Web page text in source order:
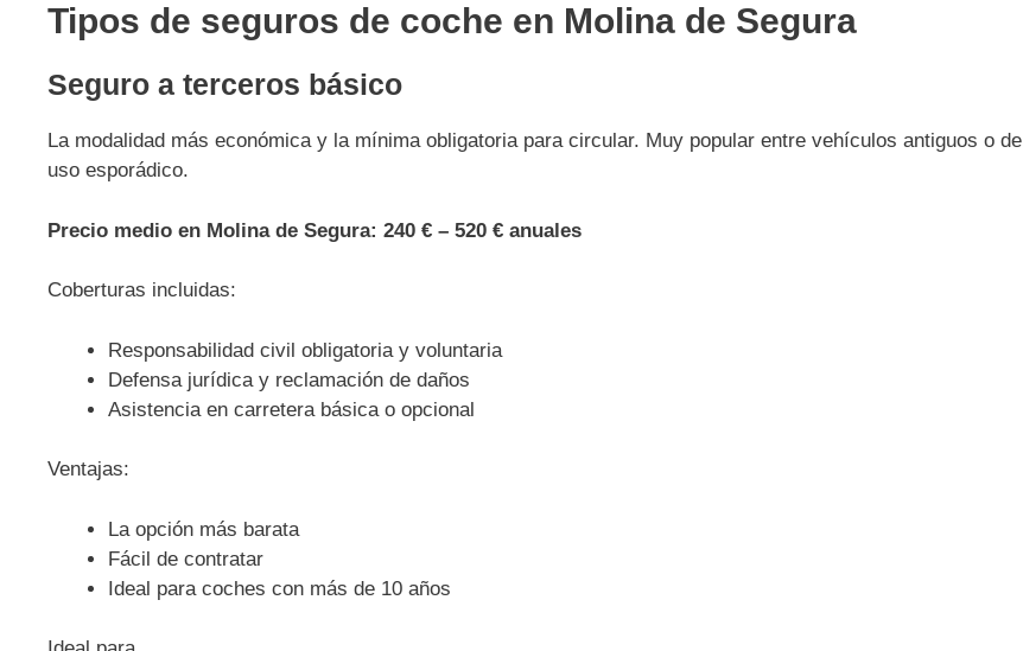
Tipos de seguros de coche en Molina de Segura
Seguro a terceros básico
La modalidad más económica y la mínima obligatoria para circular. Muy popular entre vehículos antiguos o de
uso esporádico.
Precio medio en Molina de Segura: 240 € – 520 € anuales
Coberturas incluidas:
Responsabilidad civil obligatoria y voluntaria
Defensa jurídica y reclamación de daños
Asistencia en carretera básica o opcional
Ventajas:
La opción más barata
Fácil de contratar
Ideal para coches con más de 10 años